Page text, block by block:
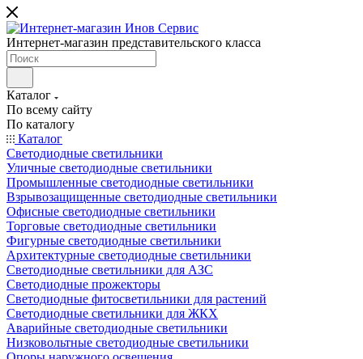
Интернет-магазин представительского класса
Каталог
По всему сайту
По каталогу
Каталог
Светодиодные светильники
Уличные светодиодные светильники
Промышленные светодиодные светильники
Взрывозащищенные светодиодные светильники
Офисные светодиодные светильники
Торговые светодиодные светильники
Фигурные светодиодные светильники
Архитектурные светодиодные светильники
Светодиодные светильники для АЗС
Светодиодные прожекторы
Светодиодные фитосветильники для растений
Светодиодные светильники для ЖКХ
Аварийные светодиодные светильники
Низковольтные светодиодные светильники